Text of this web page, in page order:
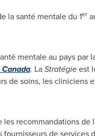
la santé mentale du 1er
mentale au pays par
Canada. LaStratégieest
de soins, les cliniciens
recommandations de